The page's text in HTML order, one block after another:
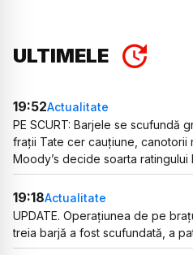
ULTIMELE
19:52Actualitate
PE SCURT: Barjele se scufundă
frații Tate cer cauțiune, canotorii
Moody’s decide soarta ratingului
19:18Actualitate
UPDATE. Operațiunea de pe
treia barjă a fost scufundată, a